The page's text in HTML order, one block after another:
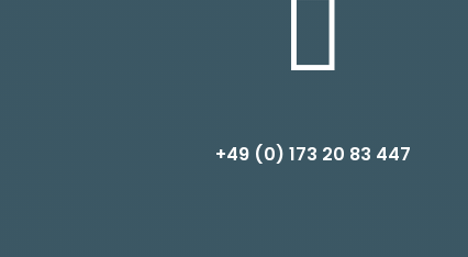

+49 (0) 173 20 83 447